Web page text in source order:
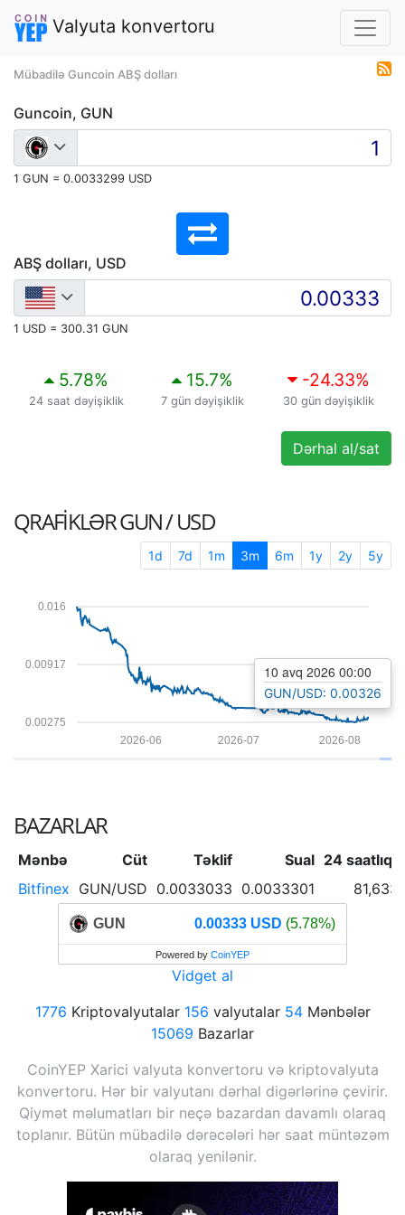
Valyuta konvertoru
Mübadilə Guncoin ABŞ dolları
Guncoin, GUN
1 GUN = 0.0033299 USD
ABŞ dolları, USD
1 USD = 300.31 GUN
5.78%
24 saat dəyişiklik
15.7%
7 gün dəyişiklik
-24.33%
30 gün dəyişiklik
Dərhal al/sat
QRAFIKLƏRGUN / USD
1d 7d 1m 3m 6m 1y 2y 5y
0.00275
0.00917
0.016
2026-08
2026-07
2026-06
10 avq 2026 00:00
GUN/USD: 0.00326
BAZARLAR
Mənbə Cüt Təklif Sual 24 saatlıq
Bitfinex GUN/USD 0.0033033 0.0033301 81,633
GUN 0.00333 USD (5.78%)
Powered by CoinYEP
Vidget al
1776 Kriptovalyutalar 156 valyutalar 54Mənbələr
15069 Bazarlar
CoinYEP Xarici valyuta konvertoru və kriptovalyuta
konvertoru. Hər bir valyutanı dərhal digərlərinə çevirir.
Qiymət məlumatları bir neçə bazardan davamlı olaraq
toplanır. Bütün mübadilə dərəcələri hər saat müntəzəm
olaraq yenilənir.